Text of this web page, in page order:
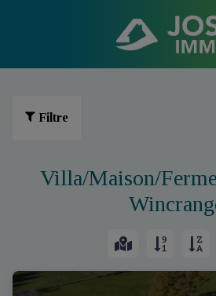
Filtre
Villa/Maison/